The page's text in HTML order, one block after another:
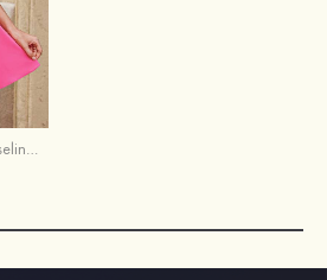
Trapèze col bénitier mousseline courte/mini robe de fête de la rentrée